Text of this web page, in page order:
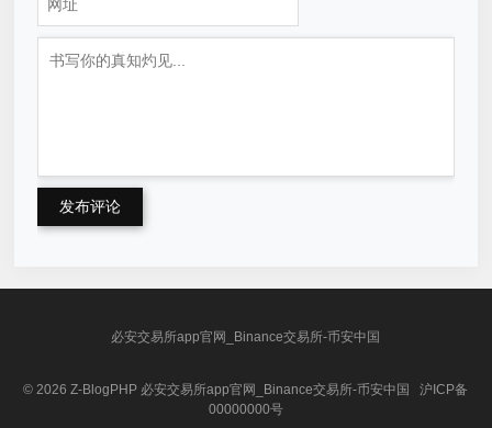
发布评论
必安交易所app官网_Binance交易所-币安中国
© 2026Z-BlogPHP 必安交易所app官网_Binance交易所-币安中国沪ICP备
00000000号